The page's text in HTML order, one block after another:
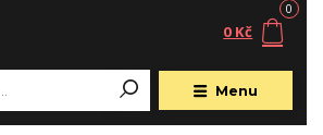
Menu
0
0 Kč